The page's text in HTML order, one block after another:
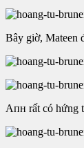
Bây giờ, Mateen
Aпʜ rất có hứng